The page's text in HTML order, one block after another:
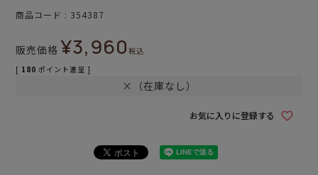
商品コード 354387
販売価格 ¥3,960税込
[ 180 ポイント進呈 ]
×（在庫なし）
お気に入りに登録する